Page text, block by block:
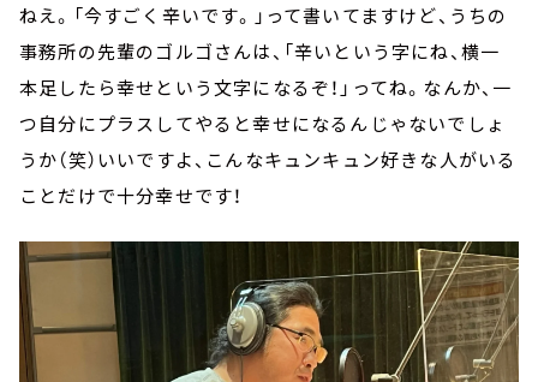
ねえ。「今すごく辛いです。」って書いてますけど、うちの
事務所の先輩のゴルゴさんは、「辛いという字にね、横一
本足したら幸せという文字になるぞ！」ってね。なんか、一
つ自分にプラスしてやると幸せになるんじゃないでしょ
うか（笑）いいですよ、こんなキュンキュン好きな人がいる
ことだけで十分幸せです！